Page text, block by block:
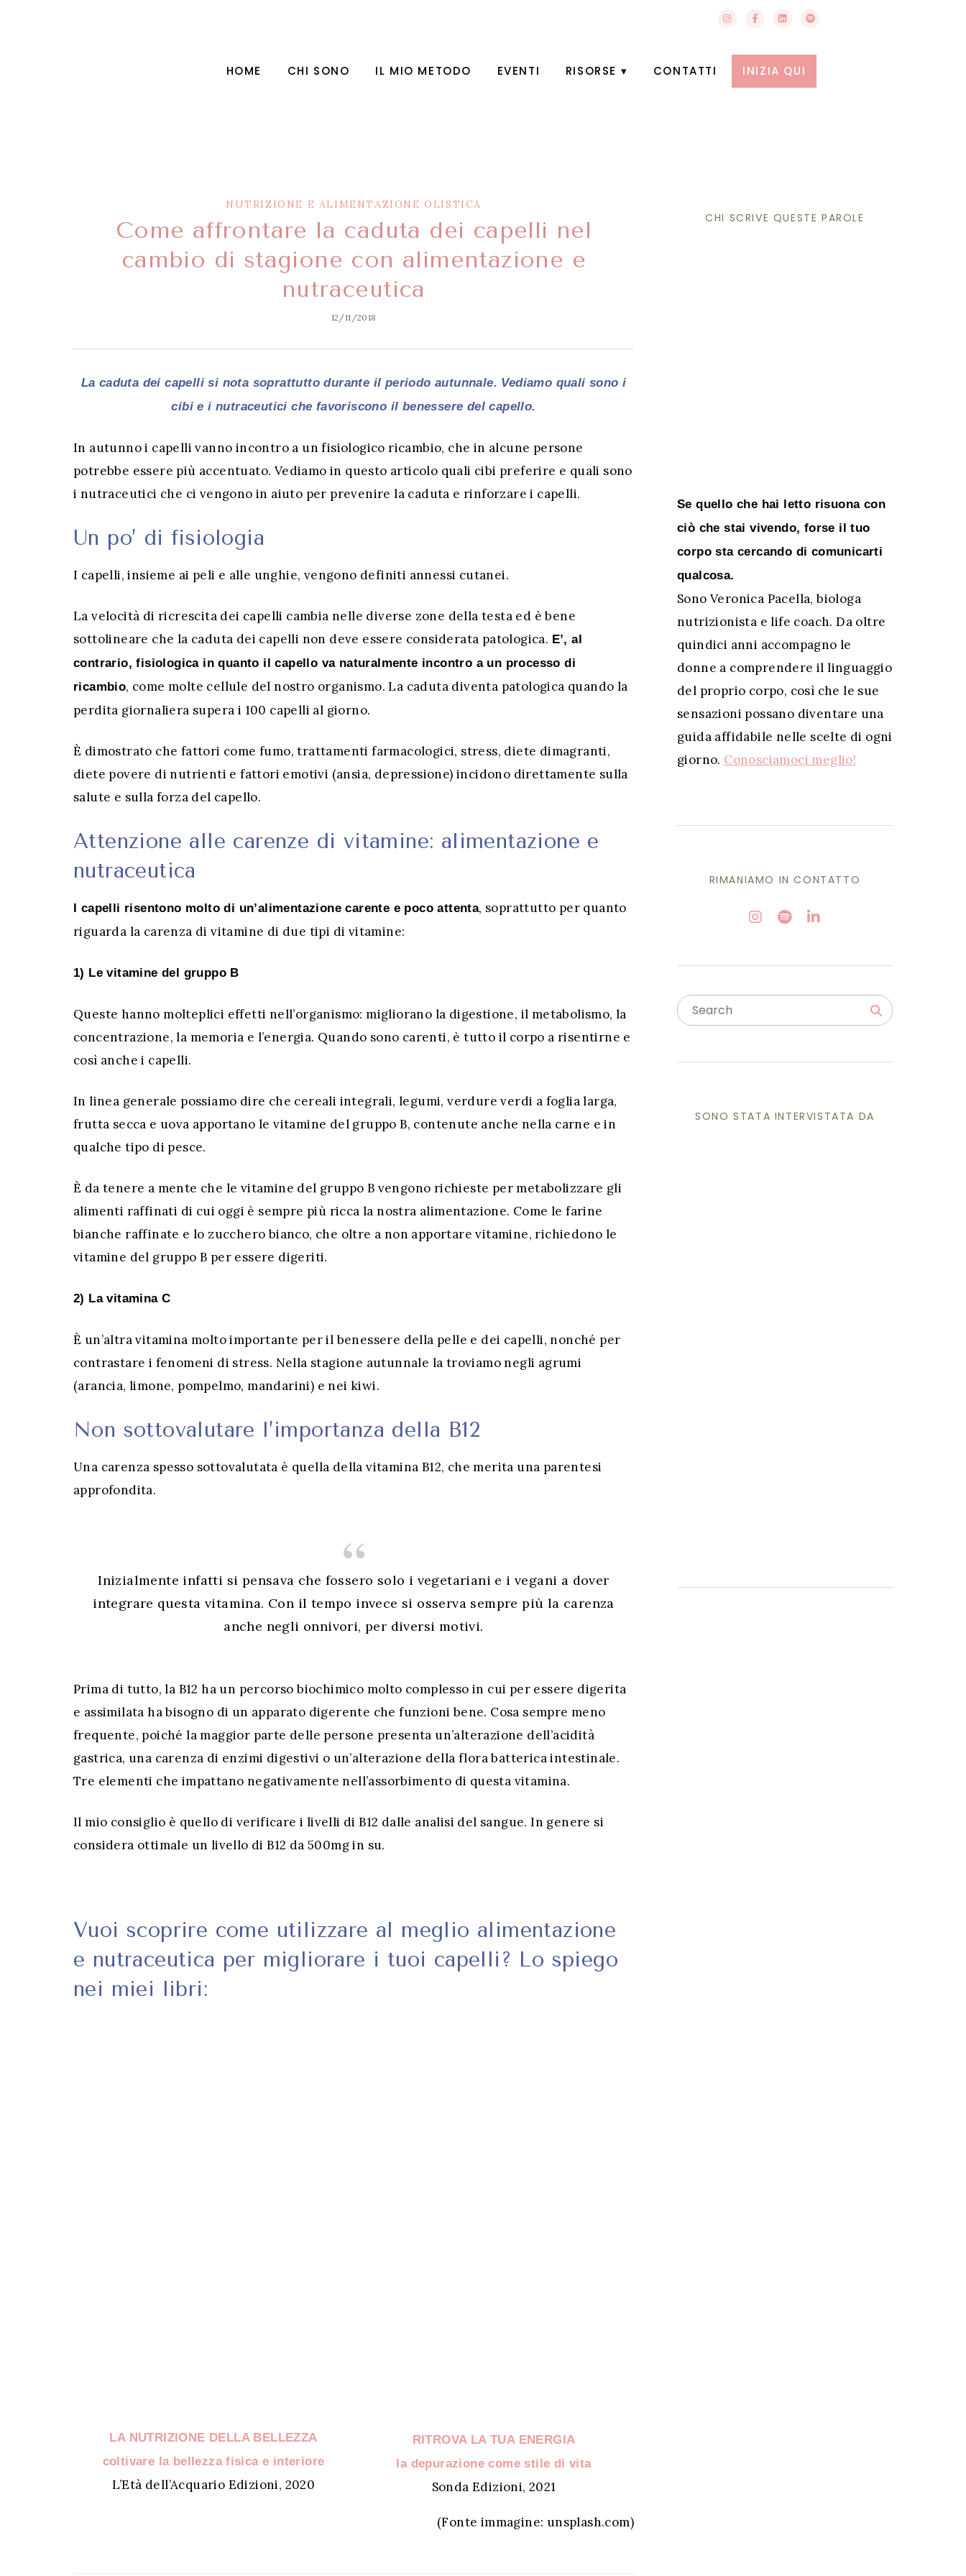
HOME CHI SONO IL MIO METODO EVENTI RISORSE CONTATTI INIZIA QUI
NUTRIZIONE E ALIMENTAZIONE OLISTICA
Come affrontare la caduta dei capelli nel
cambio di stagione con alimentazione e
nutraceutica
12/11/2018
La caduta dei capelli si nota soprattutto durante il periodo autunnale. Vediamo quali sono i
cibi e i nutraceutici che favoriscono il benessere del capello.
In autunno i capelli vanno incontro a un fisiologico ricambio, che in alcune persone
potrebbe essere più accentuato. Vediamo in questo articolo quali cibi preferire e quali sono
i nutraceutici che ci vengono in aiuto per prevenire la caduta e rinforzare i capelli.
Un po’ di fisiologia
I capelli, insieme ai peli e alle unghie, vengono definiti annessi cutanei.
La velocità di ricrescita dei capelli cambia nelle diverse zone della testa ed è bene
sottolineare che la caduta dei capelli non deve essere considerata patologica. E’, al
contrario, fisiologica in quanto il capello va naturalmente incontro a un processo di
ricambio, come molte cellule del nostro organismo. La caduta diventa patologica quando la
perdita giornaliera supera i 100 capelli al giorno.
È dimostrato che fattori come fumo, trattamenti farmacologici, stress, diete dimagranti,
diete povere di nutrienti e fattori emotivi (ansia, depressione) incidono direttamente sulla
salute e sulla forza del capello.
Attenzione alle carenze di vitamine: alimentazione e
nutraceutica
I capelli risentono molto di un’alimentazione carente e poco attenta, soprattutto per quanto
riguarda la carenza di vitamine di due tipi di vitamine:
1) Le vitamine del gruppo B
Queste hanno molteplici effetti nell’organismo: migliorano la digestione, il metabolismo, la
concentrazione, la memoria e l’energia. Quando sono carenti, è tutto il corpo a risentirne e
così anche i capelli.
In linea generale possiamo dire che cereali integrali, legumi, verdure verdi a foglia larga,
frutta secca e uova apportano le vitamine del gruppo B, contenute anche nella carne e in
qualche tipo di pesce.
È da tenere a mente che le vitamine del gruppo B vengono richieste per metabolizzare gli
alimenti raffinati di cui oggi è sempre più ricca la nostra alimentazione. Come le farine
bianche raffinate e lo zucchero bianco, che oltre a non apportare vitamine, richiedono le
vitamine del gruppo B per essere digeriti.
2) La vitamina C
È un’altra vitamina molto importante per il benessere della pelle e dei capelli, nonché per
contrastare i fenomeni di stress. Nella stagione autunnale la troviamo negli agrumi
(arancia, limone, pompelmo, mandarini) e nei kiwi.
Non sottovalutare l’importanza della B12
Una carenza spesso sottovalutata è quella della vitamina B12, che merita una parentesi
approfondita.
Inizialmente infatti si pensava che fossero solo i vegetariani e i vegani a dover
integrare questa vitamina. Con il tempo invece si osserva sempre più la carenza
anche negli onnivori, per diversi motivi.
Prima di tutto, la B12 ha un percorso biochimico molto complesso in cui per essere digerita
e assimilata ha bisogno di un apparato digerente che funzioni bene. Cosa sempre meno
frequente, poiché la maggior parte delle persone presenta un’alterazione dell’acidità
gastrica, una carenza di enzimi digestivi o un’alterazione della flora batterica intestinale.
Tre elementi che impattano negativamente nell’assorbimento di questa vitamina.
Il mio consiglio è quello di verificare i livelli di B12 dalle analisi del sangue. In genere si
considera ottimale un livello di B12 da 500mg in su.
Vuoi scoprire come utilizzare al meglio alimentazione
e nutraceutica per migliorare i tuoi capelli? Lo spiego
nei miei libri:
LA NUTRIZIONE DELLA BELLEZZA
coltivare la bellezza fisica e interiore
L’Età dell’Acquario Edizioni, 2020
RITROVA LA TUA ENERGIA
la depurazione come stile di vita
Sonda Edizioni, 2021
(Fonte immagine: unsplash.com)
CHI SCRIVE QUESTE PAROLE
Se quello che hai letto risuona con
ciò che stai vivendo, forse il tuo
corpo sta cercando di comunicarti
qualcosa.
Sono Veronica Pacella, biologa
nutrizionista e life coach. Da oltre
quindici anni accompagno le
donne a comprendere il linguaggio
del proprio corpo, così che le sue
sensazioni possano diventare una
guida affidabile nelle scelte di ogni
giorno. Conosciamoci meglio!
RIMANIAMO IN CONTATTO
SONO STATA INTERVISTATA DA